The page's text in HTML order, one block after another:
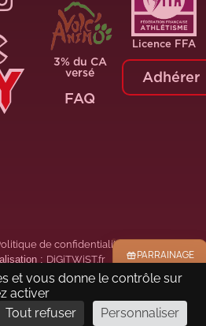
Tout le contenu Bons plans
3% du CA
versé
FAQ
Licence FFA
Adhérer
de confidentialité
: DiGiTWiST.fr PARRAINAGE
et vous donne le contrôle sur
activer
Tout refuser Personnaliser